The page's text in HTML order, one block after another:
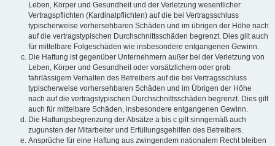
Leben, Körper und Gesundheit und der Verletzung wesentlicher
Vertragspflichten (Kardinalpflichten) auf die bei Vertragsschluss
typischerweise vorhersehbaren Schäden und im übrigen der Höhe nach
auf die vertragstypischen Durchschnittsschäden begrenzt. Dies gilt auch
für mittelbare Folgeschäden wie insbesondere entgangenen Gewinn.
Die Haftung ist gegenüber Unternehmern außer bei der Verletzung von
Leben, Körper und Gesundheit oder vorsätzlichem oder grob
fahrlässigem Verhalten des Betreibers auf die bei Vertragsschluss
typischerweise vorhersehbaren Schäden und im Übrigen der Höhe
nach auf die vertragstypischen Durchschnittsschäden begrenzt. Dies gilt
auch für mittelbare Schäden, insbesondere entgangenen Gewinn.
Die Haftungsbegrenzung der Absätze a bis c gilt sinngemäß auch
zugunsten der Mitarbeiter und Erfüllungsgehilfen des Betreibers.
Ansprüche für eine Haftung aus zwingendem nationalem Recht bleiben